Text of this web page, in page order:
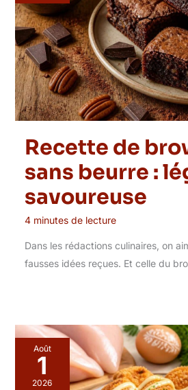
Recette de
sans beurre :
savoureuse
4 minutes de lecture
Dans les rédactions culinaires, on
fausses idées reçues. Et celle du
Août
1
2026